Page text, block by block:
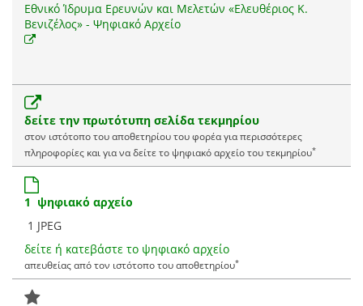
Εθνικό Ίδρυμα Ερευνών και Μελετών «Ελευθέριος Κ.
Βενιζέλος» - Ψηφιακό Αρχείο
δείτε την πρωτότυπη σελίδα τεκμηρίου
στον ιστότοπο του αποθετηρίου του φορέα για περισσότερες
πληροφορίες και για να δείτε το ψηφιακό αρχείο του τεκμηρίου*
1 ψηφιακό αρχείο
1 JPEG
δείτε ή κατεβάστε το ψηφιακό αρχείο
απευθείας από τον ιστότοπο του αποθετηρίου*